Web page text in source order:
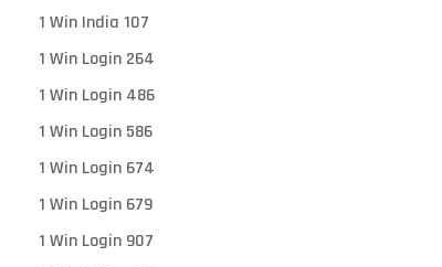
1 Win India 107
1 Win Login 264
1 Win Login 486
1 Win Login 586
1 Win Login 674
1 Win Login 679
1 Win Login 907